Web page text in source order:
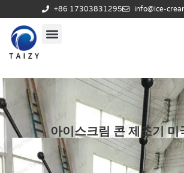
+86 17303831295 info@ice-
아이스크림 콘 제조기 미